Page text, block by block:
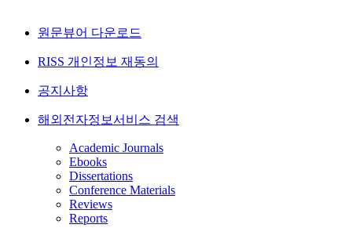
원문뷰어 다운로드
RISS 개인정보 재동의
공지사항
해외전자정보서비스 검색
Academic Journals
Ebooks
Dissertations
Conference Materials
Reviews
Reports